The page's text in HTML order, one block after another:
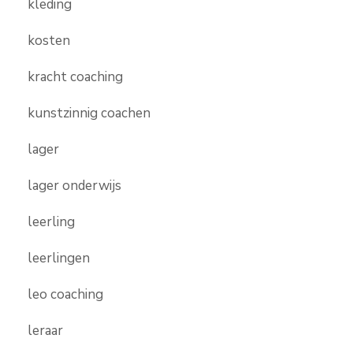
kleding
kosten
kracht coaching
kunstzinnig coachen
lager
lager onderwijs
leerling
leerlingen
leo coaching
leraar